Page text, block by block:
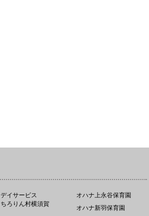
デイサービス
ちろりん村横須賀
オハナ上永谷保育園
オハナ新羽保育園